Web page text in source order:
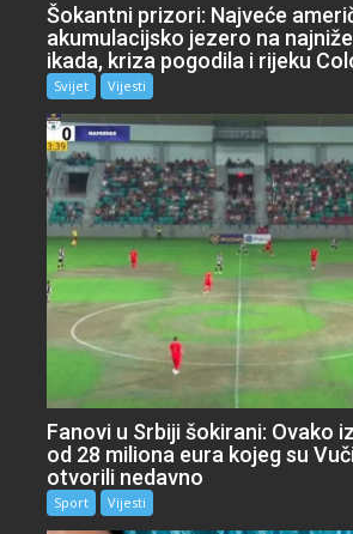
Šokantni prizori: Najveće
akumulacijsko jezero na
ikada, kriza pogodila i rijeku
Svijet Vijesti
Fanovi u Srbiji šokirani: Ovako
od 28 miliona eura kojeg su
otvorili nedavno
Sport Vijesti